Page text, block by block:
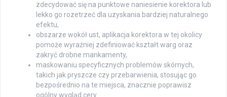
zdecydować się na punktowe naniesienie korektora lub
lekko go rozetrzeć dla uzyskania bardziej naturalnego
efektu,
obszarze wokół ust, aplikacja korektora w tej okolicy
pomoże wyraźniej zdefiniować kształt warg oraz
zakryć drobne mankamenty,
maskowaniu specyficznych problemów skórnych,
takich jak pryszcze czy przebarwienia, stosując go
bezpośrednio na te miejsca, znacznie poprawisz
ogólny wygląd cery.